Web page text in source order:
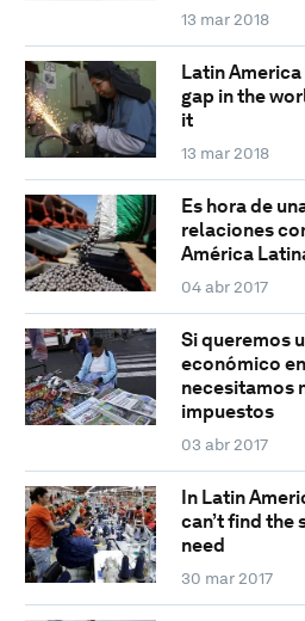
13 mar 2018
Latin
gap in the
it
13 mar 2018
Es hora de
relaciones
América
04 abr 2017
Si queremos
económico
necesitamos
impuestos
03 abr 2017
In Latin
can’t find the
need
30 mar 2017